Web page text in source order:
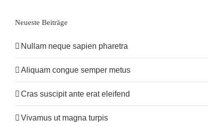
Neueste Beiträge
Nullam neque sapien pharetra
Aliquam congue semper metus
Cras suscipit ante erat eleifend
Vivamus ut magna turpis